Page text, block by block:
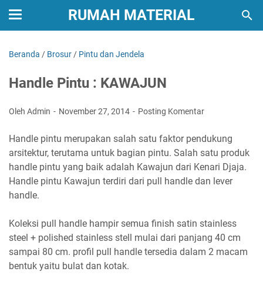
RUMAH MATERIAL
Beranda / Brosur / Pintu dan Jendela
Handle Pintu : KAWAJUN
Oleh Admin November 27, 2014 Posting Komentar
Handle pintu merupakan salah satu faktor pendukung
arsitektur, terutama untuk bagian pintu. Salah satu produk
handle pintu yang baik adalah Kawajun dari Kenari Djaja.
Handle pintu Kawajun terdiri dari pull handle dan lever
handle.
Koleksi pull handle hampir semua finish satin stainless
steel + polished stainless stell mulai dari panjang 40 cm
sampai 80 cm. profil pull handle tersedia dalam 2 macam
bentuk yaitu bulat dan kotak.